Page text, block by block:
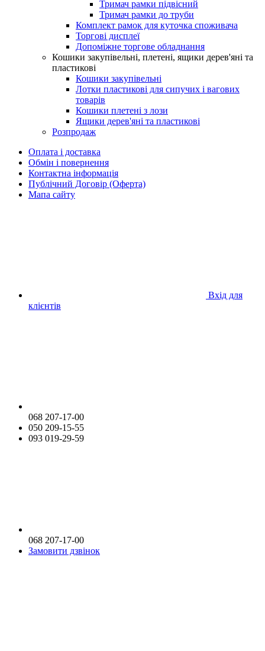
Тримач рамки підвісний
Тримач рамки до труби
Комплект рамок для куточка споживача
Торгові дисплеї
Допоміжне торгове обладнання
Кошики закупівельні, плетені, ящики дерев'яні та
пластикові
Кошики закупівельні
Лотки пластикові для сипучих і вагових
товарів
Кошики плетені з лози
Ящики дерев'яні та пластикові
Розпродаж
Оплата і доставка
Обмін і повернення
Контактна інформація
Публічний Договір (Оферта)
Мапа сайту
Вхід для
клієнтів
068 207-17-00
050 209-15-55
093 019-29-59
068 207-17-00
Замовити дзвінок